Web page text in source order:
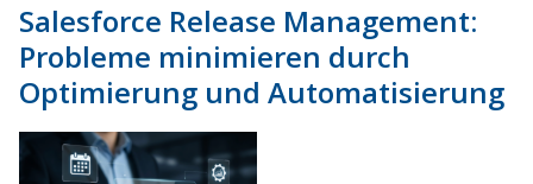
Salesforce Release Management:
Probleme minimieren durch
Optimierung und Automatisierung